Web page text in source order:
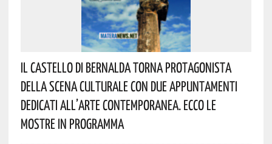
Il Castello Di Bernalda Torna Protagonista
Della Scena Culturale Con Due Appuntamenti
Dedicati All’arte Contemporanea. Ecco Le
Mostre In Programma